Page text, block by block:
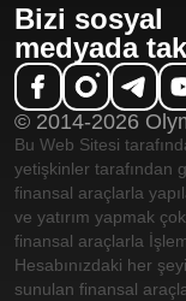
Bizi sosyal
medyada
© 2014-2026
Bu Web Sitesi
yetişkinler tarafından
finansal araçlarla
ve yatırım yapmak
finansal araçlarla
Hesabınızdaki her
sunulan finansal